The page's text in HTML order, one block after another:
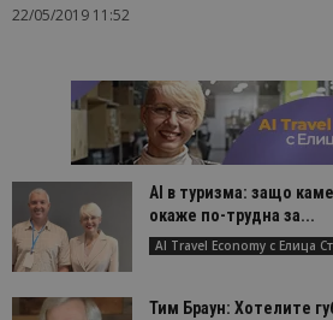
22/05/2019 11:52
AI в туризма: защо
окаже по-трудна за...
AI Travel Economy с Елица
Тим Браун: Хотелите